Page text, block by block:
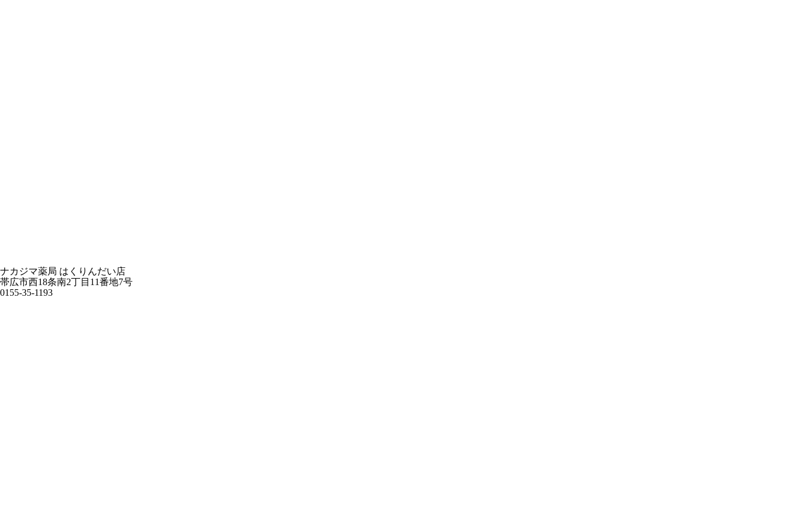
ナカジマ薬局 はくりんだい店
帯広市西18条南2丁目11番地7号
0155-35-1193